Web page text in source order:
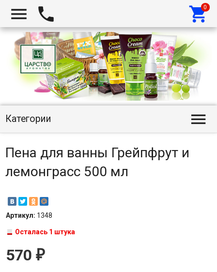
  
Категории 
Пена для ванны Грейпфрут и
лемонграсс 500 мл
Артикул: 1348
Осталась 1 штука
570 ₽